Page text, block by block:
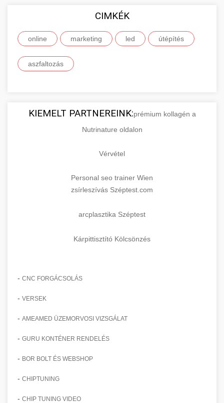
CIMKÉK
online marketing led útépítés
aszfaltozás
KIEMELT PARTNEREINK:prémium kollagén a
Nutrinature oldalon
Vérvétel
Personal seo trainer Wien
zsírleszívás Széptest.com
arcplasztika Széptest
Kárpittisztító Kölcsönzés
- CNC FORGÁCSOLÁS
- VERSEK
- AMEAMED ÜZEMORVOSI VIZSGÁLAT
- GURU KONTÉNER RENDELÉS
- BOR BOLT ÉS WEBSHOP
- CHIPTUNING
- CHIP TUNING VIDEO